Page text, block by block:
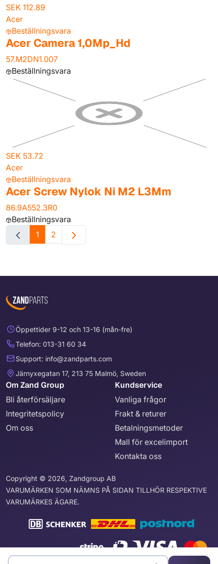
SEK 112.89
Acer
Beställningsvara
Acer Camera 1,0Mp_Hd
57.M2DN1.007
Beställningsvara
SEK 53.72
Acer
Beställningsvara
Acer Screw Nylok Ni M2 L3Mm
86.9A552.3R0
Beställningsvara
1
2
Öppettider 9-12 och 13-16 (mån-fre)
Telefon: 013-31 60 34
Support: info@zandparts.com
Järnyxegatan 17, 213 75 Malmö, Sweden
Om Zand Group
Bli återförsäljare
Integritetspolicy
Om oss
Kundservice
Vanliga frågor
Frakt & returer
Betalningsmetoder
Mall för excelimport
Kontakta oss
Copyright © 2026, Zandgroup AB
VARUMÄRKEN SOM NÄMNS PÅ SIDAN TILLHÖR RESPEKTIVE
VARUMÄRKES ÄGARE.